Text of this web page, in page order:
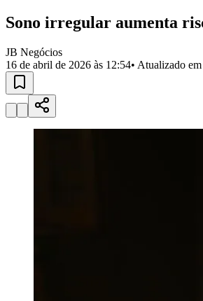
Obras
Educação
Bairros de Barueri
Selecione sua região
AldeiaAldeia da Serra
MilitarItapeviJandiraJardim AudirJardim
Vila
Sono irregular aumenta
JB Negócios
16 de abril de 2026 às 12:54• Atualizado em